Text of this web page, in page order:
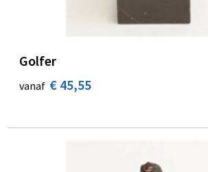
Golfer
vanaf € 45,55